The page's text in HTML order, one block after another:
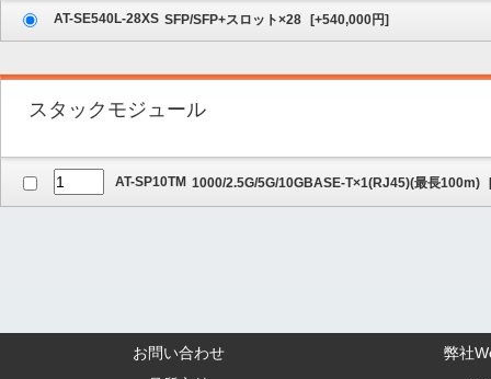
AT-SE540L-28XS SFP/SFP+スロット×28 [+540,000円]
スタックモジュール
AT-SP10TM 1000/2.5G/5G/10GBASE-T×1(RJ45)(最長100m)
お問い合わせ
弊社